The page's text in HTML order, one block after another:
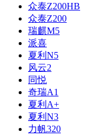
众泰Z200HB
众泰Z200
瑞麒M5
派喜
夏利N5
风云2
同悦
奇瑞A1
夏利A+
夏利N3
力帆320